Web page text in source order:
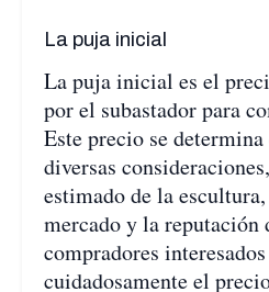
La puja inicial
La puja inicial es el
por el subastador para
Este precio se
diversas
estimado de la
mercado y la reputación
compradores
cuidadosamente el